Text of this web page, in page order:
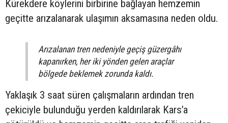
Kürekdere köylerini birbirine bağlayan hemzemin
geçitte arızalanarak ulaşımın aksamasına neden oldu.
Arızalanan tren nedeniyle geçiş güzergâhı
kapanırken, her iki yönden gelen araçlar
bölgede beklemek zorunda kaldı.
Yaklaşık 3 saat süren çalışmaların ardından tren
çekiciyle bulunduğu yerden kaldırılarak Kars’a